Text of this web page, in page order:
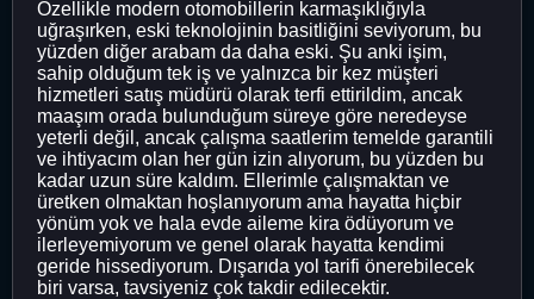
Özellikle modern otomobillerin karmaşıklığıyla
uğraşırken, eski teknolojinin basitliğini seviyorum, bu
yüzden diğer arabam da daha eski. Şu anki işim,
sahip olduğum tek iş ve yalnızca bir kez müşteri
hizmetleri satış müdürü olarak terfi ettirildim, ancak
maaşım orada bulunduğum süreye göre neredeyse
yeterli değil, ancak çalışma saatlerim temelde garantili
ve ihtiyacım olan her gün izin alıyorum, bu yüzden bu
kadar uzun süre kaldım. Ellerimle çalışmaktan ve
üretken olmaktan hoşlanıyorum ama hayatta hiçbir
yönüm yok ve hala evde aileme kira ödüyorum ve
ilerleyemiyorum ve genel olarak hayatta kendimi
geride hissediyorum. Dışarıda yol tarifi önerebilecek
biri varsa, tavsiyeniz çok takdir edilecektir.